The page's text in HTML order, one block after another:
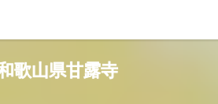
歌山県甘露寺